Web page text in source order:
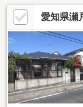
ン瀬戸水野駅前店
で１，０２０ｍ（
ｍ（徒歩７分）◎
ファミリーマート
保育園まで４８０
愛知県瀬